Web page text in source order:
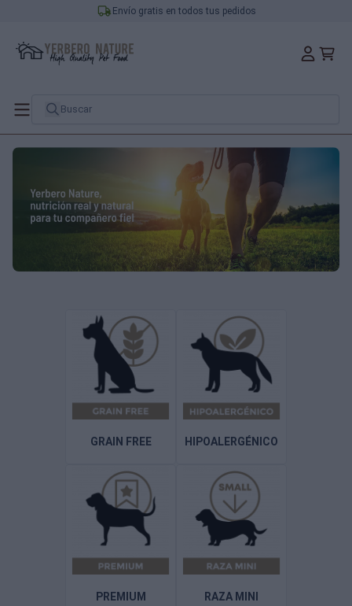
Envío gratis en todos tus pedidos
GRAIN FREE HIPOALERGÉNICO
PREMIUM RAZA MINI